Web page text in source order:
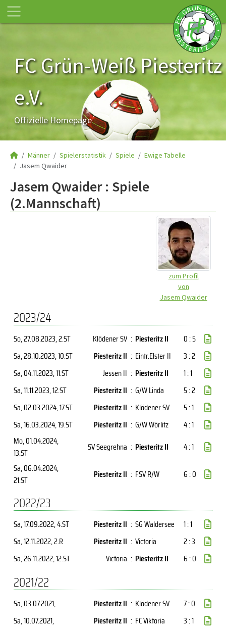
FC Grün-Weiß Piesteritz
e.V.
Offizielle Homepage
Männer Spielerstatistik Spiele
Ewige Tabelle
Jasem Qwaider
Jasem Qwaider : Spiele
(2.Mannschaft)
zum Profil
von
Jasem Qwaider
2023/24
So, 27.08.2023, 2.ST Klödener SV : Piesteritz II
0 : 5
Sa, 28.10.2023, 10.ST Piesteritz II : Eintr.Elster II
3 : 2
Sa, 04.11.2023, 11.ST Jessen II : Piesteritz II
1 : 1
Sa, 11.11.2023, 12.ST Piesteritz II : G/W Linda
5 : 2
Sa, 02.03.2024, 17.ST Piesteritz II : Klödener SV
5 : 1
Sa, 16.03.2024, 19.ST Piesteritz II : G/W Wörlitz
4 : 1
Mo, 01.04.2024,
13.ST
SV Seegrehna : Piesteritz II
4 : 1
Sa, 06.04.2024,
21.ST
Piesteritz II : FSV R/W 6 : 0
2022/23
Sa, 17.09.2022, 4.ST Piesteritz II : SG Waldersee
1 : 1
Sa, 12.11.2022, 2.R Piesteritz II : Victoria
2 : 3
Sa, 26.11.2022, 12.ST Victoria : Piesteritz II 6 : 0
2021/22
Sa, 03.07.2021, Piesteritz II : Klödener SV
7 : 0
Sa, 10.07.2021, Piesteritz II : FC Viktoria
3 : 1